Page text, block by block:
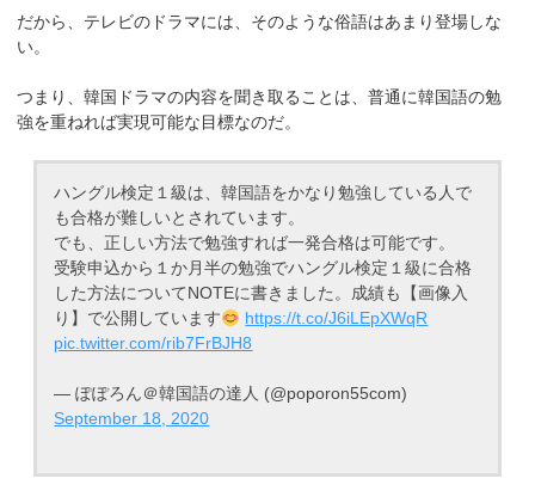
だから、テレビのドラマには、そのような俗語はあまり登場しな
い。
つまり、韓国ドラマの内容を聞き取ることは、普通に韓国語の勉
強を重ねれば実現可能な目標なのだ。
ハングル検定１級は、韓国語をかなり勉強している人で
も合格が難しいとされています。
でも、正しい方法で勉強すれば一発合格は可能です。
受験申込から１か月半の勉強でハングル検定１級に合格
した方法についてNOTEに書きました。成績も【画像入
り】で公開しています
https://t.co/J6iLEpXWqR
pic.twitter.com/rib7FrBJH8
— ぽぽろん＠韓国語の達人 (@poporon55com)
September 18, 2020